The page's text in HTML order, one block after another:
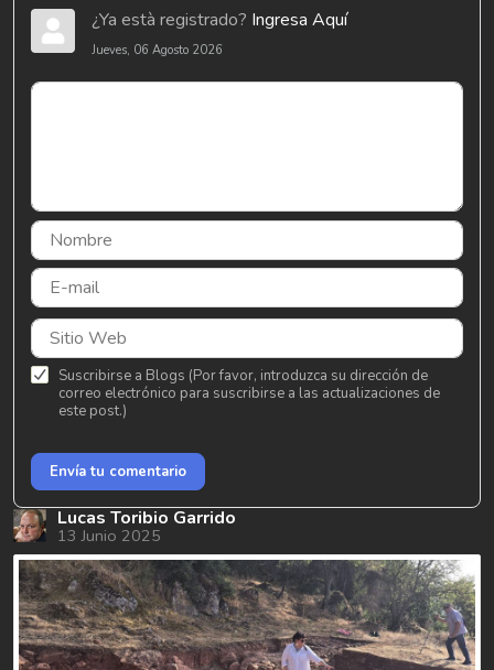
¿Ya està registrado? Ingresa Aquí
Jueves, 06 Agosto 2026
Suscribirse a Blogs (Por favor, introduzca su dirección de
correo electrónico para suscribirse a las actualizaciones de
este post.)
Envía tu comentario
Lucas Toribio Garrido
13 Junio 2025